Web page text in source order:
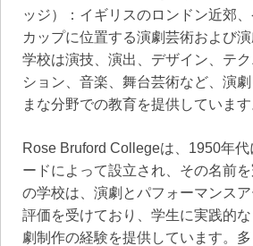
ッジ）：イギリスのロンドン近郊
カップに位置する演劇芸術および
学校は演技、演出、デザイン、テ
ション、音楽、舞台芸術など、演
まな分野での教育を提供しています
Rose Bruford Collegeは、1950年
ードによって設立され、その名前
の学校は、演劇とパフォーマンス
評価を受けており、学生に実践的
劇制作の経験を提供しています。